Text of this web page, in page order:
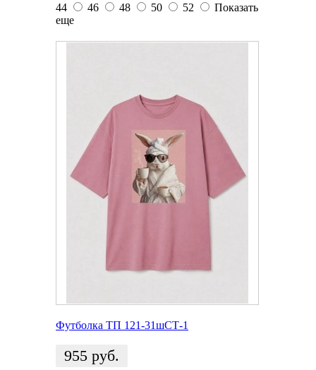
44
46 48 50 52
Показать
еще
Футболка ТП 121-31шСТ-1
955 руб.